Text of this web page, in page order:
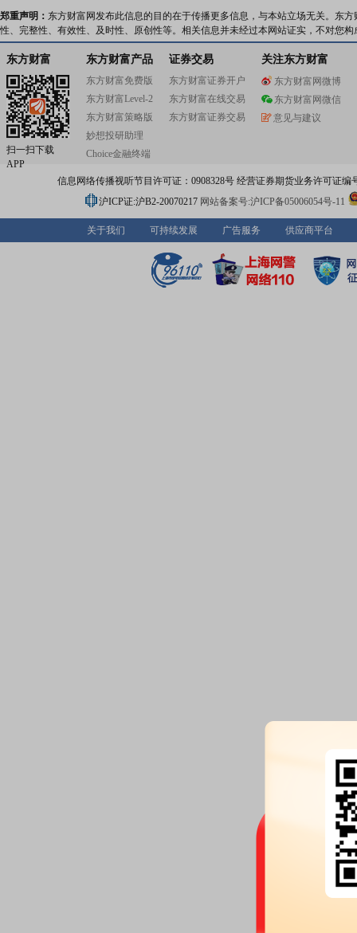
郑重声明： 东方财富网发布此信息的目的在于传播更多信息，与本站立场无关。东
性、完整性、有效性、及时性、原创性等。相关信息并未经过本网站证实，不对您
东方财富
扫一扫下载
APP
东方财富产品
东方财富免费版
东方财富Level-2
东方财富策略版
妙想投研助理
Choice金融终端
证券交易
东方财富证券开户
东方财富在线交易
东方财富证券交易
关注东方财富
东方财富网微博
东方财富网微信
意见与建议
信息网络传播视听节目许可证：0908328号 经营证券期货业务许可证编
沪ICP证:沪B2-20070217 网站备案号:沪ICP备05006054号-11
关于我们 可持续发展 广告服务 供应商平台